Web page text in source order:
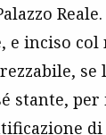
e inciso col
se
stante,